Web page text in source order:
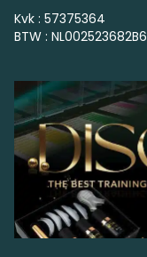
Kvk : 57375364
BTW :